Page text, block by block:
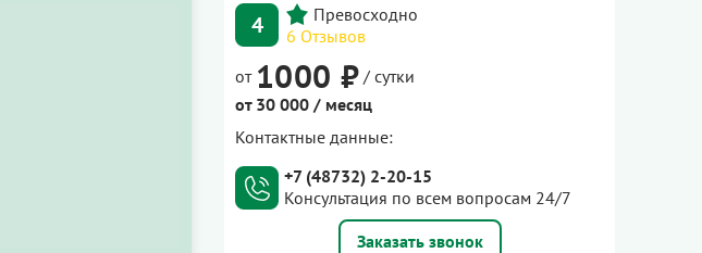
4
6 Отзывов
от 1000 ₽/ сутки
от 30 000 / месяц
Контактные данные:
+7 (48732) 2-20-15
Консультация по всем вопросам 24/7
Заказать звонок